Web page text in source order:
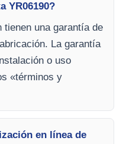
YR06190?
tienen una garantía de
La garantía
o uso
«términos y
en línea de